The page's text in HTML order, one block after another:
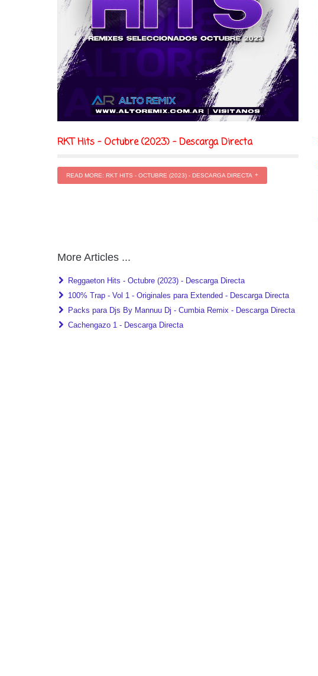
RKT Hits - Octubre (2023) - Descarga Directa
READ MORE: RKT HITS - OCTUBRE (2023) - DESCARGA DIRECTA
More Articles ...
Reggaeton Hits - Octubre (2023) - Descarga Directa
100% Trap - Vol 1 - Originales para Extended - Descarga Directa
Packs para Djs By Mannuu Dj - Cumbia Remix - Descarga Directa
Cachengazo 1 - Descarga Directa